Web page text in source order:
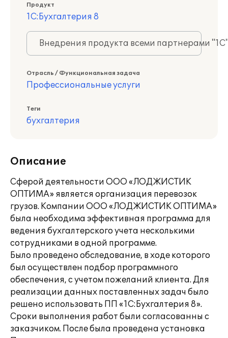
Продукт
1С:Бухгалтерия 8
Внедрения продукта всеми партнерами
Отрасль / Функциональная задача
Профессиональные услуги
Теги
бухгалтерия
Описание
Сферой деятельности ООО «ЛОДЖИСТИК
ОПТИМА» является организация перевозок
грузов. Компании ООО «ЛОДЖИСТИК ОПТИМА»
была необходима эффективная программа для
ведения бухгалтерского учета несколькими
сотрудниками в одной программе.
Было проведено обследование, в ходе которого
был осуществлен подбор программного
обеспечения, с учетом пожеланий клиента. Для
реализации данных поставленных задач было
решено использовать ПП «1С:Бухгалтерия 8».
Сроки выполнения работ были согласованны с
заказчиком. После была проведена установка